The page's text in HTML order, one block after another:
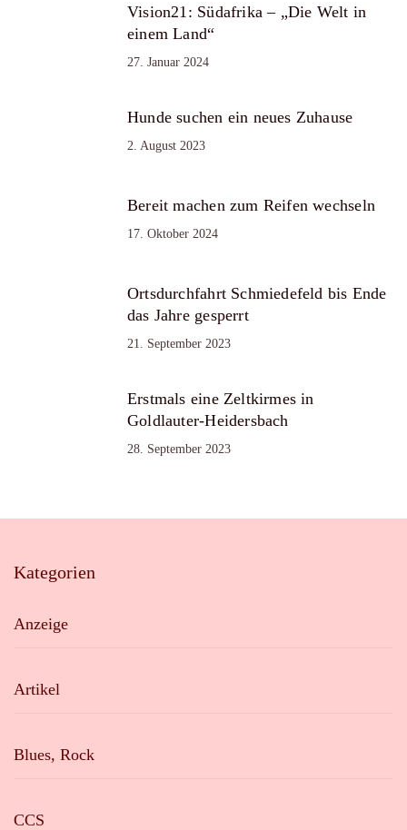
Vision21: Südafrika – „Die Welt in
einem Land“
27. Januar 2024
Hunde suchen ein neues Zuhause
2. August 2023
Bereit machen zum Reifen wechseln
17. Oktober 2024
Ortsdurchfahrt Schmiedefeld bis Ende
das Jahre gesperrt
21. September 2023
Erstmals eine Zeltkirmes in
Goldlauter-Heidersbach
28. September 2023
Kategorien
Anzeige
Artikel
Blues, Rock
CCS